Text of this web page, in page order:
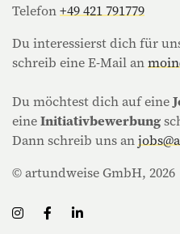
Telefon+49 421 791779
Du interessierst dich für
schreib eine E-Mail an
Du möchtest dich auf eine
eineInitiativbewerbung
Dann schreib uns an
© artundweise GmbH, 2026